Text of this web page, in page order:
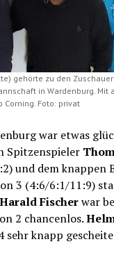
gehörte zu den
in Wardenburg. Mit
Foto: privat
war etwas
Spitzenspieler
und dem knappen
3 (4:6/6:1/11:9)
Harald Fischerwar
2 chancenlos.
sehr knapp